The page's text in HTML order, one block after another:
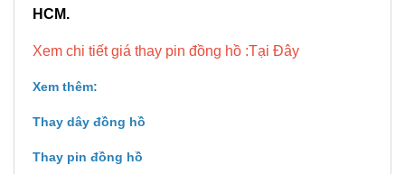
HCM.
Xem chi tiết giá thay pin đồng hồ :Tại Đây
Xem thêm:
Thay dây đồng hồ
Thay pin đồng hồ